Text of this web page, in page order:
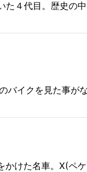
４代目。歴史の
バイクを見た事が
かけた名車。X(ペ